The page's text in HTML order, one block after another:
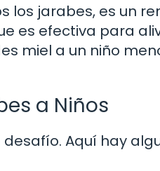
los jarabes, es un
es efectiva para
miel a un niño
a Niños
Aquí hay